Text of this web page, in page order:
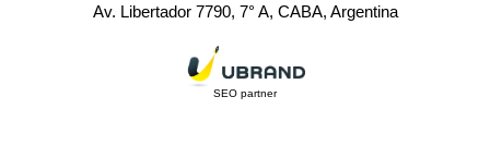
Av. Libertador 7790, 7° A, CABA, Argentina
SEO partner